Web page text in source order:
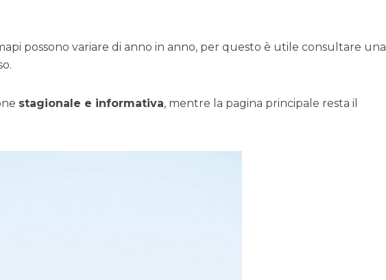
possono variare di anno in anno, per questo è utile consultare una
stagionale e informativa, mentre la pagina principale resta il